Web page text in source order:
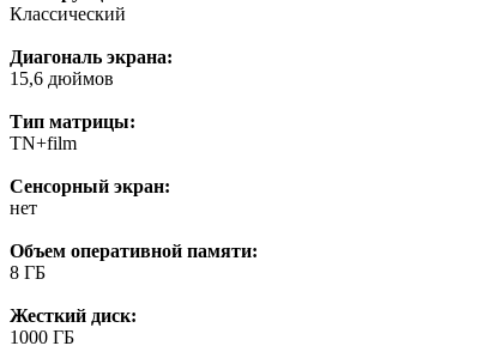
Классический
Диагональ экрана:
15,6 дюймов
Тип матрицы:
TN+film
Сенсорный экран:
нет
Объем оперативной памяти:
8 ГБ
Жесткий диск:
1000 ГБ